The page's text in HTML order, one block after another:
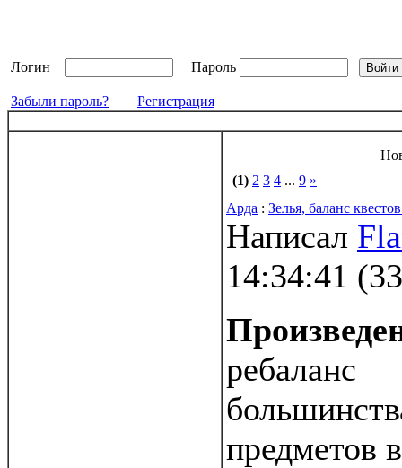
Логин Пароль
Забыли пароль? Регистрация
(1) 2 3 4 ... 9 »
Арда : Зелья, баланс
Написал
14:34:41 (
ребаланс
предметов